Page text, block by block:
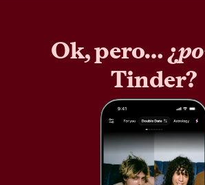
Ok, pero… ¿
Tinder?